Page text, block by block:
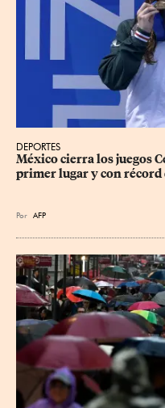
DEPORTES
México cierra los juegos
primer lugar y con récord
Por AFP